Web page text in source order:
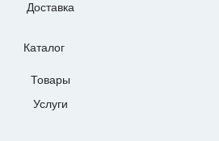
Доставка
Каталог
Товары
Услуги